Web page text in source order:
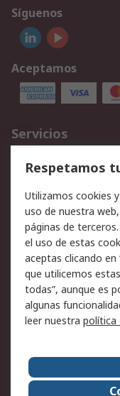
Síguenos
Aceptamos
Servicios
Cómo realizar
Facturación y
Ofertas
Legal
Aviso legal
Política sobre
Certificaciones
Acerca de RS
Respetamos
Utilizamos cookies
uso de nuestra
páginas de
el uso de estas
aceptas clicando en
que utilicemos
todas”, aunque es
algunas
leer nuestra política